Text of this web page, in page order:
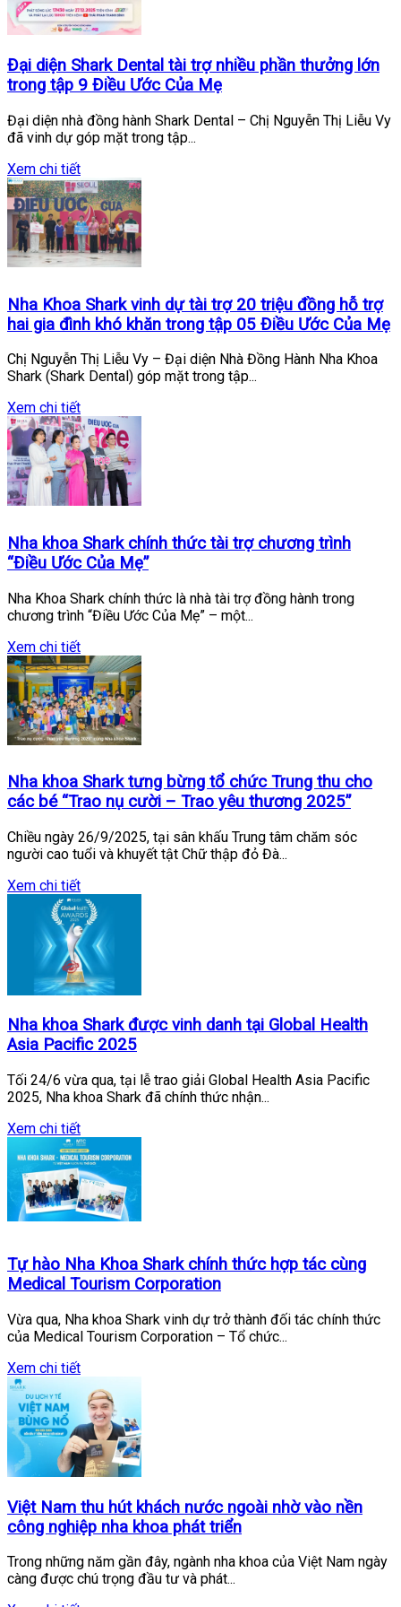
Đại diện Shark Dental tài trợ nhiều phần thưởng lớn
trong tập 9 Điều Ước Của Mẹ
Đại diện nhà đồng hành Shark Dental – Chị Nguyễn Thị Liễu Vy
đã vinh dự góp mặt trong tập...
Xem chi tiết
Nha Khoa Shark vinh dự tài trợ 20 triệu đồng hỗ trợ
hai gia đình khó khăn trong tập 05 Điều Ước Của Mẹ
Chị Nguyễn Thị Liễu Vy – Đại diện Nhà Đồng Hành Nha Khoa
Shark (Shark Dental) góp mặt trong tập...
Xem chi tiết
Nha khoa Shark chính thức tài trợ chương trình
“Điều Ước Của Mẹ”
Nha Khoa Shark chính thức là nhà tài trợ đồng hành trong
chương trình “Điều Ước Của Mẹ” – một...
Xem chi tiết
Nha khoa Shark tưng bừng tổ chức Trung thu cho
các bé “Trao nụ cười – Trao yêu thương 2025”
Chiều ngày 26/9/2025, tại sân khấu Trung tâm chăm sóc
người cao tuổi và khuyết tật Chữ thập đỏ Đà...
Xem chi tiết
Nha khoa Shark được vinh danh tại Global Health
Asia Pacific 2025
Tối 24/6 vừa qua, tại lễ trao giải Global Health Asia Pacific
2025, Nha khoa Shark đã chính thức nhận...
Xem chi tiết
Tự hào Nha Khoa Shark chính thức hợp tác cùng
Medical Tourism Corporation
Vừa qua, Nha khoa Shark vinh dự trở thành đối tác chính thức
của Medical Tourism Corporation – Tổ chức...
Xem chi tiết
Việt Nam thu hút khách nước ngoài nhờ vào nền
công nghiệp nha khoa phát triển
Trong những năm gần đây, ngành nha khoa của Việt Nam ngày
càng được chú trọng đầu tư và phát...